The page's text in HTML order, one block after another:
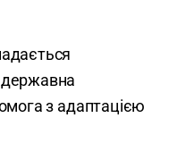
з адаптацією